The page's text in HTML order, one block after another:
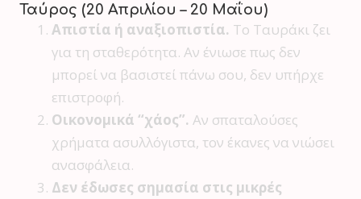
Ταύρος (20 Απριλίου – 20 Μαΐου)
Απιστία ή αναξιοπιστία. Το Ταυράκι ζει
για τη σταθερότητα. Αν ένιωσε πως δεν
μπορεί να βασιστεί πάνω σου, δεν υπήρχε
επιστροφή.
Οικονομικά “χάος”. Αν σπαταλούσες
χρήματα ασυλλόγιστα, τον έκανες να νιώσει
ανασφάλεια.
Δεν έδωσες σημασία στις μικρές